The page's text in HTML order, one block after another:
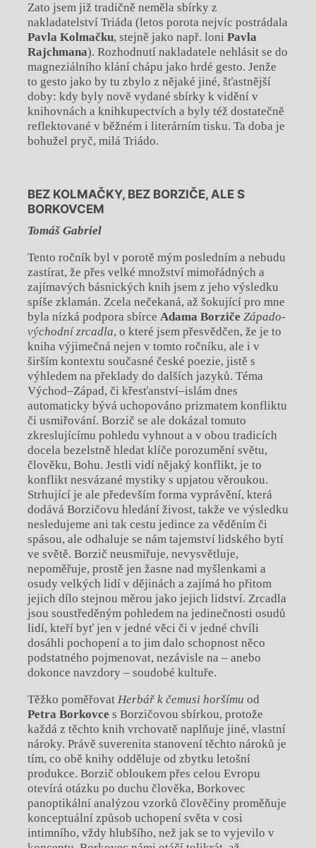
Zato jsem již tradičně neměla sbírky z
nakladatelství Triáda (letos porota nejvíc postrádala
Pavla Kolmačku, stejně jako např. loni Pavla
Rajchmana). Rozhodnutí nakladatele nehlásit se do
magneziálního klání chápu jako hrdé gesto. Jenže
to gesto jako by tu zbylo z nějaké jiné, šťastnější
doby: kdy byly nově vydané sbírky k vidění v
knihovnách a knihkupectvích a byly též dostatečně
reflektované v běžném i literárním tisku. Ta doba je
bohužel pryč, milá Triádo.
BEZ KOLMAČKY, BEZ BORZIČE, ALE S
BORKOVCEM
Tomáš Gabriel
Tento ročník byl v porotě mým posledním a nebudu
zastírat, že přes velké množství mimořádných a
zajímavých básnických knih jsem z jeho výsledku
spíše zklamán. Zcela nečekaná, až šokující pro mne
byla nízká podpora sbírce Adama Borziče Západo-
východní zrcadla, o které jsem přesvědčen, že je to
kniha výjimečná nejen v tomto ročníku, ale i v
širším kontextu současné české poezie, jistě s
výhledem na překlady do dalších jazyků. Téma
Východ–Západ, či křesťanství–islám dnes
automaticky bývá uchopováno prizmatem konfliktu
či usmiřování. Borzič se ale dokázal tomuto
zkreslujícímu pohledu vyhnout a v obou tradicích
docela bezelstně hledat klíče porozumění světu,
člověku, Bohu. Jestli vidí nějaký konflikt, je to
konflikt nesvázané mystiky s upjatou věroukou.
Strhující je ale především forma vyprávění, která
dodává Borzičovu hledání živost, takže ve výsledku
nesledujeme ani tak cestu jedince za věděním či
spásou, ale odhaluje se nám tajemství lidského bytí
ve světě. Borzič neusmiřuje, nevysvětluje,
nepoměřuje, prostě jen žasne nad myšlenkami a
osudy velkých lidí v dějinách a zajímá ho přitom
jejich dílo stejnou měrou jako jejich lidství. Zrcadla
jsou soustředěným pohledem na jedinečnosti osudů
lidí, kteří byť jen v jedné věci či v jedné chvíli
dosáhli pochopení a to jim dalo schopnost něco
podstatného pojmenovat, nezávisle na – anebo
dokonce navzdory – soudobé kultuře.
Těžko poměřovat Herbář k čemusi horšímu od
Petra Borkovce s Borzičovou sbírkou, protože
každá z těchto knih vrchovatě naplňuje jiné, vlastní
nároky. Právě suverenita stanovení těchto nároků je
tím, co obě knihy odděluje od zbytku letošní
produkce. Borzič obloukem přes celou Evropu
otevírá otázku po duchu člověka, Borkovec
panoptikální analýzou vzorků člověčiny proměňuje
konceptuální způsob uchopení světa v cosi
intimního, vždy hlubšího, než jak se to vyjevilo v